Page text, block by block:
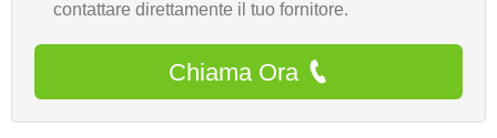
contattare direttamente il tuo fornitore.
Chiama Ora